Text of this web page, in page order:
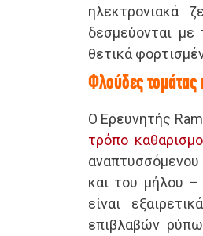
ηλεκτρονιακά
δεσμεύονται
θετικά
Φλούδες τομάτας
Ο Ερευνητής
τρόπο
και του μήλου
είναι
επιβλαβών